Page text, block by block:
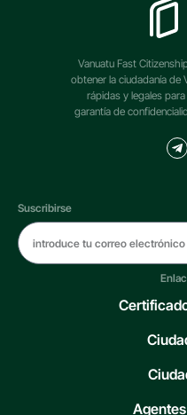
Vanuatu Fast
obtener la ciudadanía de
rápidas y legales
garantía de
Suscribirse